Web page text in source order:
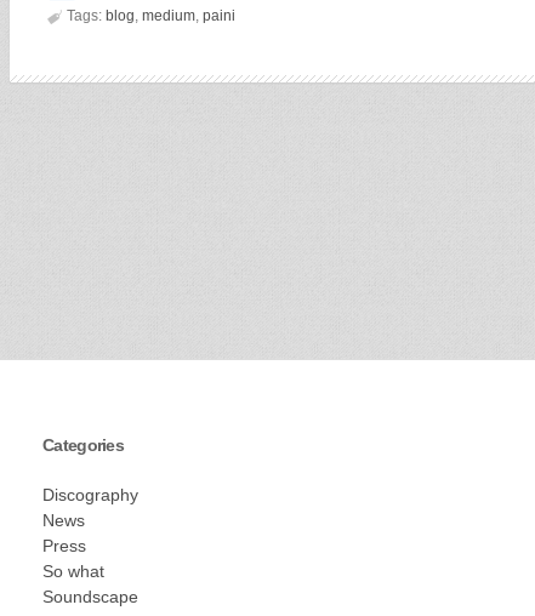
 Tags: blog medium paini
Categories
Discography
News
Press
So what
Soundscape